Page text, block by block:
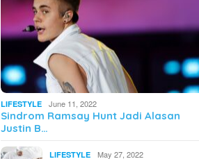
LIFESTYLE June 11, 2022
Sindrom Ramsay Hunt Jadi Alasan
Justin B…
LIFESTYLE May 27, 2022